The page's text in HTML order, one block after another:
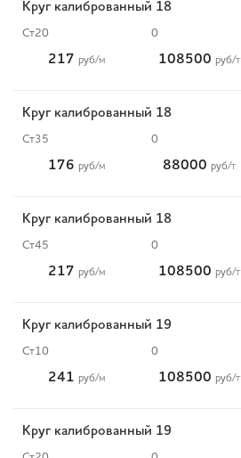
Круг калиброванный 18
Ст20 0
217 руб/м 108500 руб/т
Круг калиброванный 18
Ст35 0
176 руб/м 88000 руб/т
Круг калиброванный 18
Ст45 0
217 руб/м 108500 руб/т
Круг калиброванный 19
Ст10 0
241 руб/м 108500 руб/т
Круг калиброванный 19